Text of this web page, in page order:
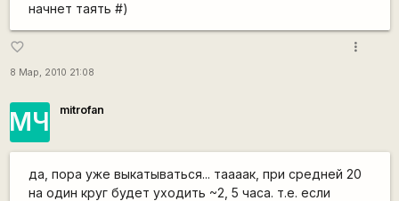
начнет таять #)
favorite_border
8 Мар, 2010 21:08
more_vert
МЧ mitrofan
да, пора уже выкатываться... таааак, при средней 20
на один круг будет уходить ~2, 5 часа. т.е. если